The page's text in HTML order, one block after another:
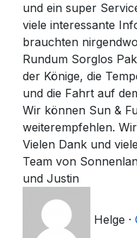
und ein super
viele interessante
brauchten
Rundum Sorglos
der Könige, die
und die Fahrt auf
Wir können Sun &
weiterempfehlen.
Vielen Dank und
Team von
und Justin
Helge ·